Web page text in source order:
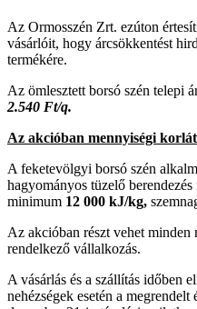
Az Ormosszén Zrt. ezúton
vásárlóit, hogy árcsökkentést
termékére.
Az ömlesztett borsó szén telepi
2.540 Ft/q.
Az akcióban mennyiségi
A feketevölgyi borsó szén
hagyományos tüzelő
minimum 12 000 kJ/kg,
Az akcióban részt vehet minden
rendelkező vállalkozás.
A vásárlás és a szállítás időben
nehézségek esetén a megrendelt